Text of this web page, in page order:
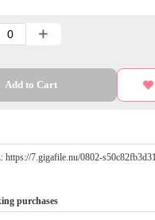
Add to Cart
https://7.gigafile.nu/0802-
purchases